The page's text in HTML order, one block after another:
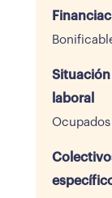
Situación
laboral
Ocupados